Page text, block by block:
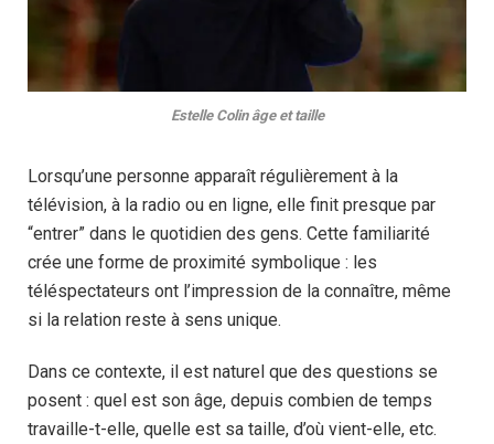
Estelle Colin âge et taille
Lorsqu’une personne apparaît régulièrement à la
télévision, à la radio ou en ligne, elle finit presque par
“entrer” dans le quotidien des gens. Cette familiarité
crée une forme de proximité symbolique : les
téléspectateurs ont l’impression de la connaître, même
si la relation reste à sens unique.
Dans ce contexte, il est naturel que des questions se
posent : quel est son âge, depuis combien de temps
travaille-t-elle, quelle est sa taille, d’où vient-elle, etc.